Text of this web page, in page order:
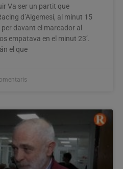
Va ser un partit que
d’Algemesí, al minut 15
per davant el marcador al
empatava en el minut 23’.
el que